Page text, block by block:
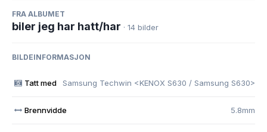
FRA ALBUMET
biler jeg har hatt/har · 14 bilder
BILDEINFORMASJON
Tatt med Samsung Techwin <KENOX S630 / Samsung S630>
Brennvidde 5.8mm